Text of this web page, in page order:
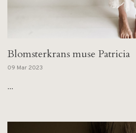
Blomsterkrans muse Patricia
09 Mar 2023
...